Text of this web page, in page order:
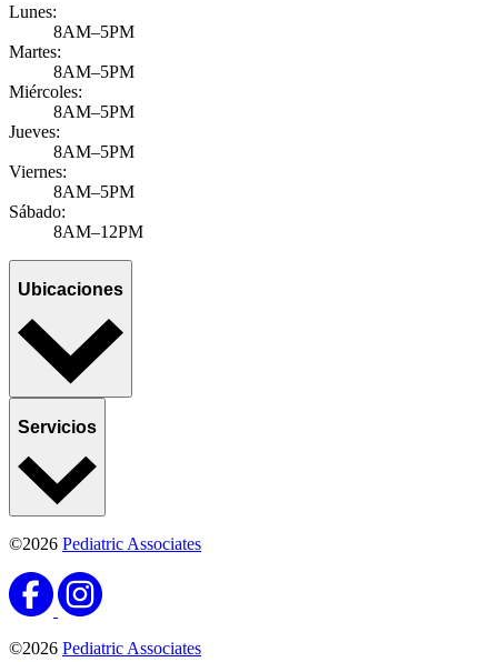
Lunes:
8AM–5PM
Martes:
8AM–5PM
Miércoles:
8AM–5PM
Jueves:
8AM–5PM
Viernes:
8AM–5PM
Sábado:
8AM–12PM
Ubicaciones
Servicios
©2026 Pediatric Associates
©2026 Pediatric Associates